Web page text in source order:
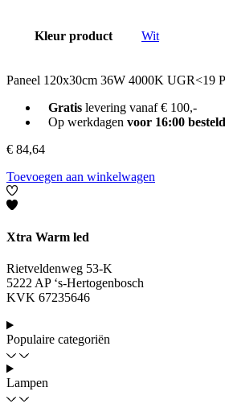
Kleur product Wit
Paneel 120x30cm 36W 4000K UGR<19
Gratislevering vanaf € 100,-
Op werkdagen voor 16:00
€ 84,64
Toevoegen aan winkelwagen
Xtra Warm led
Rietveldenweg 53-K
5222 AP ‘s-Hertogenbosch
KVK 67235646
Populaire categoriën
Lampen